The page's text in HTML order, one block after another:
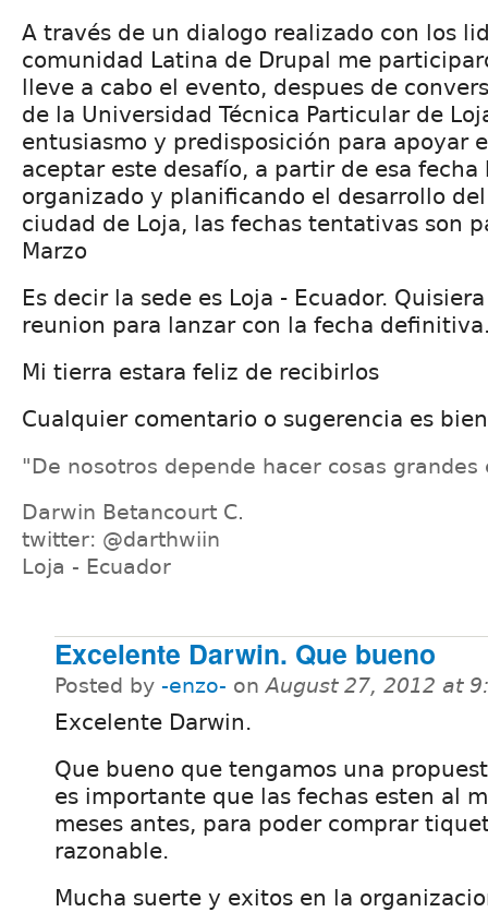
A través de un dialogo realizado con los
comunidad Latina de Drupal me
lleve a cabo el evento, despues de
de la Universidad Técnica Particular de
entusiasmo y predisposición para apoyar
aceptar este desafío, a partir de esa fecha
organizado y planificando el desarrollo
ciudad de Loja, las fechas tentativas son
Marzo
Es decir la sede es Loja - Ecuador.
reunion para lanzar con la fecha
Mi tierra estara feliz de recibirlos
Cualquier comentario o sugerencia es
"De nosotros depende hacer cosas
Darwin Betancourt C.
twitter: @darthwiin
Loja - Ecuador
Excelente Darwin. Que bueno
Posted by -enzo- onAugust 27, 2012 at
Excelente Darwin.
Que bueno que tengamos una
es importante que las fechas esten al
meses antes, para poder comprar
razonable.
Mucha suerte y exitos en la